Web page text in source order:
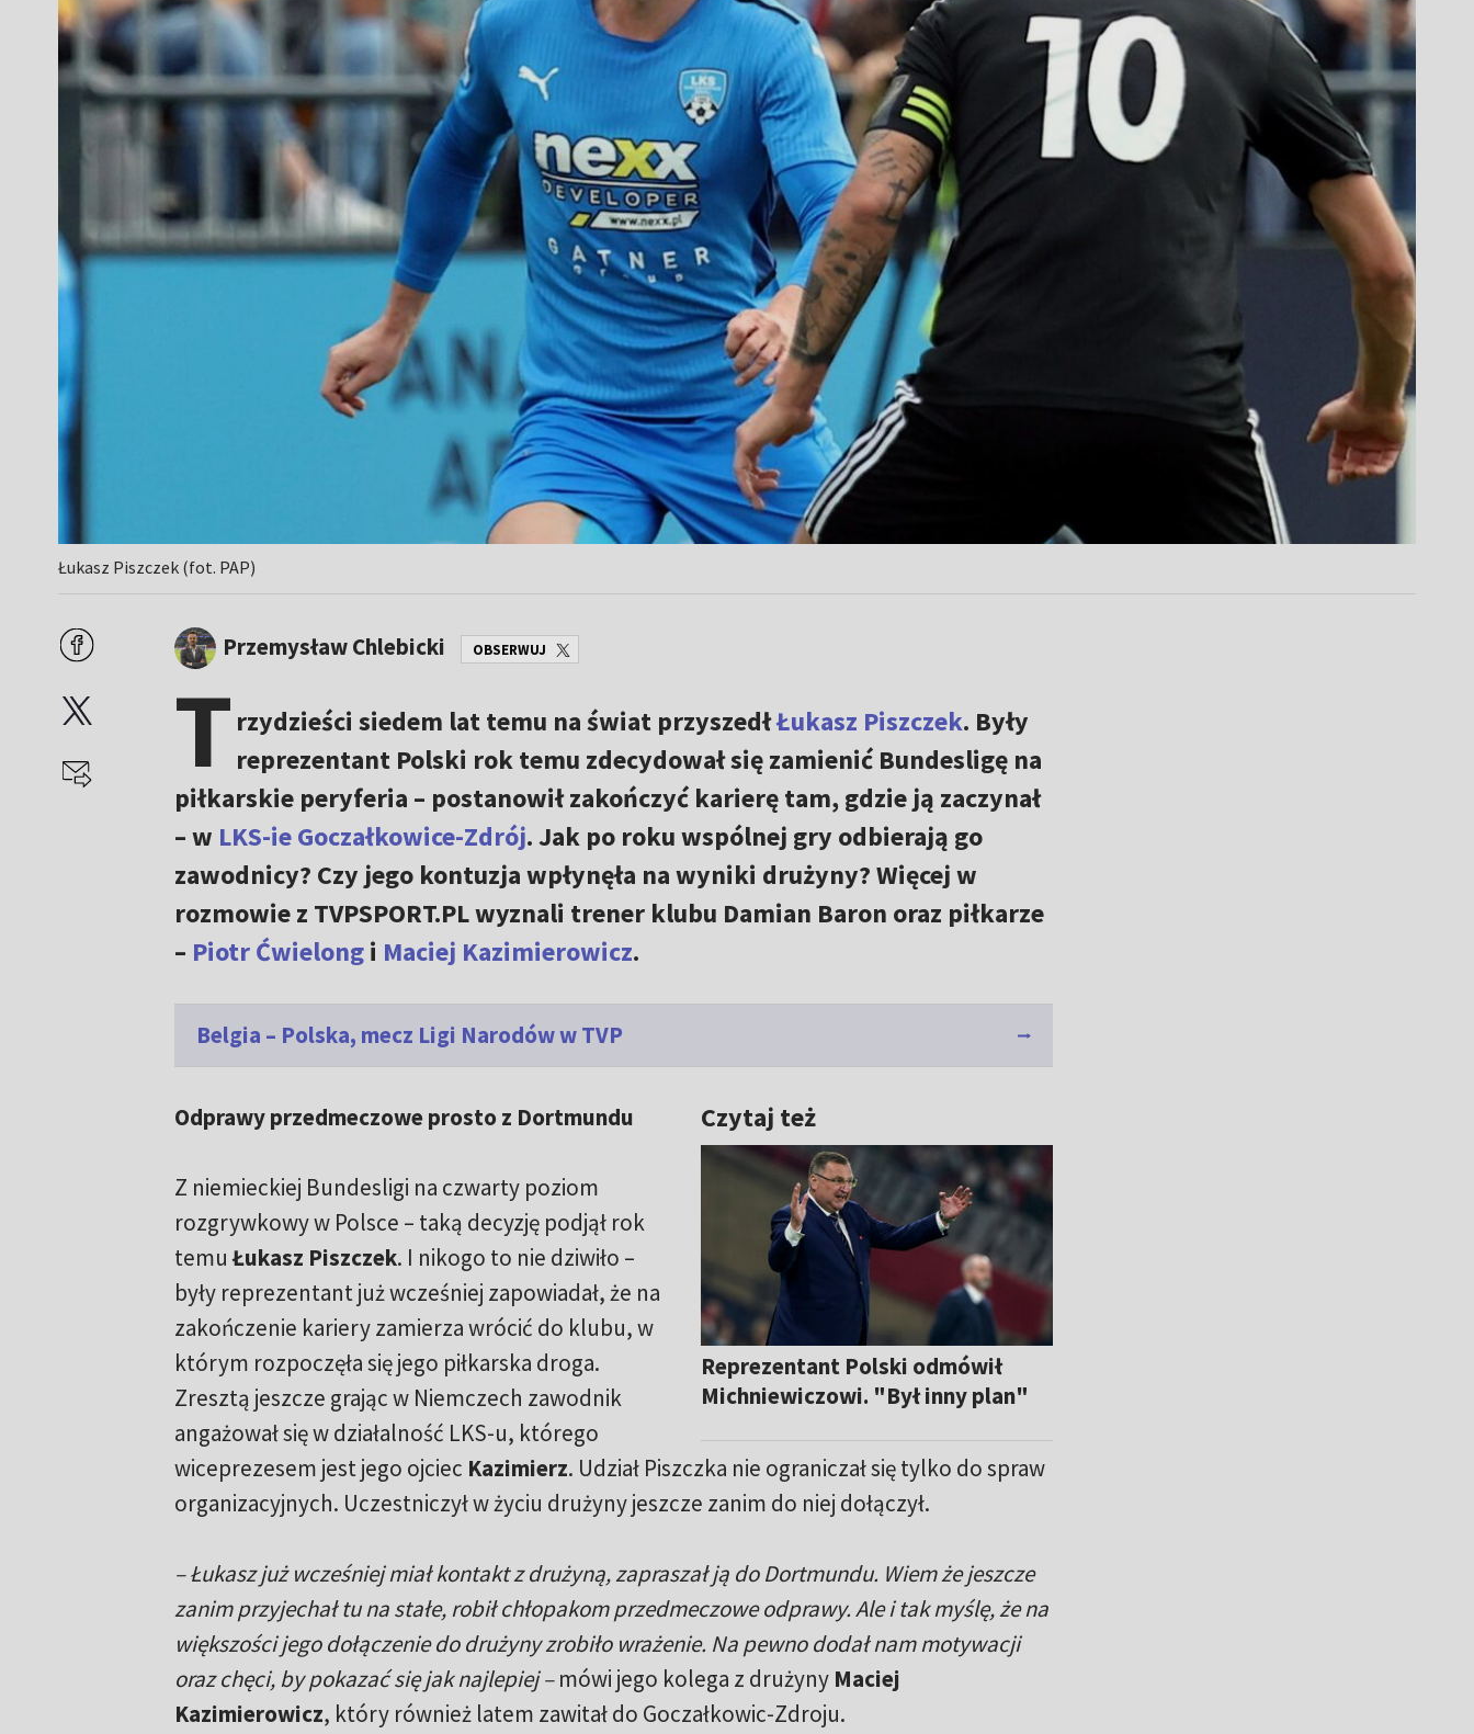
Łukasz Piszczek (fot. PAP)
Przemysław Chlebicki OBSERWUJ
T rzydzieści siedem lat temu na świat przyszedłŁukasz Piszczek. Były
reprezentant Polski rok temu zdecydował się zamienić Bundesligę na
piłkarskie peryferia – postanowił zakończyć karierę tam, gdzie ją zaczynał
– w LKS-ie Goczałkowice-Zdrój. Jak po roku wspólnej gry odbierają go
zawodnicy? Czy jego kontuzja wpłynęła na wyniki drużyny? Więcej w
rozmowie z TVPSPORT.PL wyznali trener klubu Damian Baron oraz piłkarze
– Piotr Ćwielongi Maciej Kazimierowicz.
Belgia – Polska, mecz Ligi Narodów w TVP
Czytaj też
Reprezentant Polski odmówił
Michniewiczowi. "Był inny plan"
Odprawy przedmeczowe prosto z Dortmundu
Z niemieckiej Bundesligi na czwarty poziom
rozgrywkowy w Polsce – taką decyzję podjął rok
temuŁukasz Piszczek. I nikogo to nie dziwiło –
były reprezentant już wcześniej zapowiadał, że na
zakończenie kariery zamierza wrócić do klubu, w
którym rozpoczęła się jego piłkarska droga.
Zresztą jeszcze grając w Niemczech zawodnik
angażował się w działalność LKS-u, którego
wiceprezesem jest jego ojciec Kazimierz. Udział Piszczka nie ograniczał się tylko do spraw
organizacyjnych. Uczestniczył w życiu drużyny jeszcze zanim do niej dołączył.
– Łukasz już wcześniej miał kontakt z drużyną, zapraszał ją do Dortmundu. Wiem że jeszcze
zanim przyjechał tu na stałe, robił chłopakom przedmeczowe odprawy. Ale i tak myślę, że na
większości jego dołączenie do drużyny zrobiło wrażenie. Na pewno dodał nam motywacji
oraz chęci, by pokazać się jak najlepiej –mówi jego kolega z drużyny Maciej
Kazimierowicz, który również latem zawitał do Goczałkowic-Zdroju.